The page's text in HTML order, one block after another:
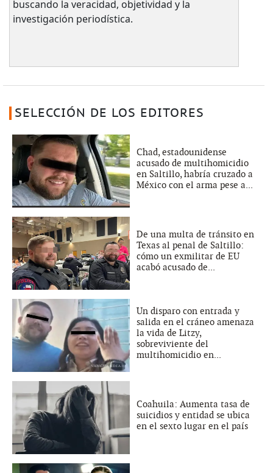
buscando la veracidad, objetividad y la
investigación periodística.
SELECCIÓN DE LOS EDITORES
Chad, estadounidense
acusado de multihomicidio
en Saltillo, habría cruzado a
México con el arma pese a...
De una multa de tránsito en
Texas al penal de Saltillo:
cómo un exmilitar de EU
acabó acusado de...
Un disparo con entrada y
salida en el cráneo amenaza
la vida de Litzy,
sobreviviente del
multihomicidio en...
Coahuila: Aumenta tasa de
suicidios y entidad se ubica
en el sexto lugar en el país